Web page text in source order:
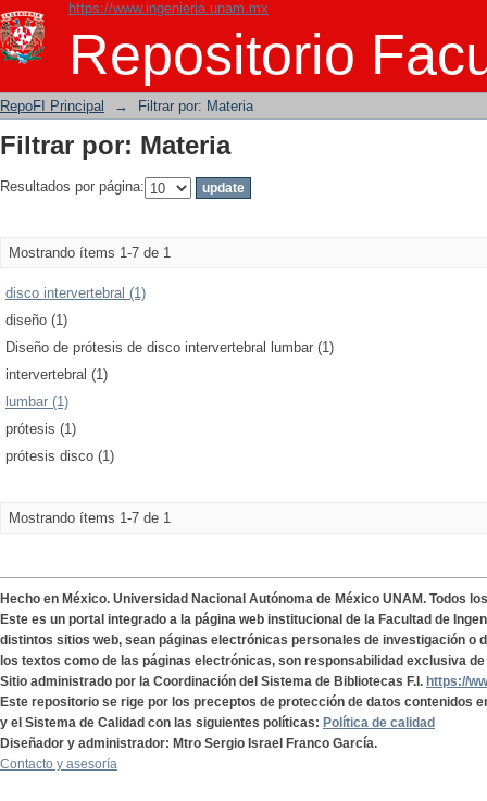
https://www.ingenieria.unam.mx
Repositorio
Filtrar por: Materia
RepoFI Principal → Filtrar por: Materia
Filtrar por: Materia
Resultados por página:
Mostrando ítems 1-7 de 1
disco intervertebral (1)
diseño (1)
Diseño de prótesis de disco intervertebral lumbar (1)
intervertebral (1)
lumbar (1)
prótesis (1)
prótesis disco (1)
Mostrando ítems 1-7 de 1
Hecho en México. Universidad Nacional Autónoma de México UNAM. Todos
Este es un portal integrado a la página web institucional de la Facultad de
distintos sitios web, sean páginas electrónicas personales de investigación o
los textos como de las páginas electrónicas, son responsabilidad exclusiva
Sitio administrado por la Coordinación del Sistema de Bibliotecas F.I. https://
Este repositorio se rige por los preceptos de protección de datos contenidos
y el Sistema de Calidad con las siguientes políticas: Política de calidad
Diseñador y administrador: Mtro Sergio Israel Franco García.
Contacto y asesoría